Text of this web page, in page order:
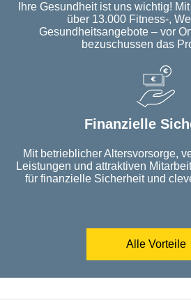
Ihre Gesundheit ist uns wichtig!
über 13.000 Fitness-,
Gesundheitsangebote – vor
bezuschussen das
Finanzielle
Mit betrieblicher Altersvorsorge,
Leistungen und attraktiven
für finanzielle Sicherheit und
Alle Vorteile